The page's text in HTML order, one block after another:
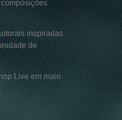
inspiradas
de
Live em maio